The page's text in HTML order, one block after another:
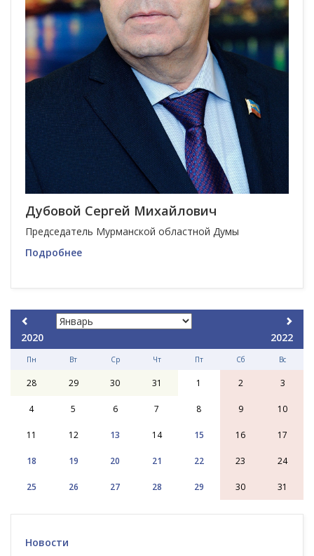
Дубовой Сергей Михайлович
Председатель Мурманской областной Думы
Подробнее
2020 2022
Пн Вт Ср Чт Пт Сб Вс
28 29 30 31 1 2 3
4 5 6 7 8 9 10
11 12 13 14 15 16 17
18 19 20 21 22 23 24
25 26 27 28 29 30 31
Новости